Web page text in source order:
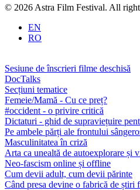
© 2026 Astra Film Festival. All
EN
RO
Sesiune de înscrieri filme deschisă
DocTalks
Secțiuni tematice
Femeie/Mamă - Cu ce preț?
#occident - o privire critică
Dictaturi - ghid de supraviețuire
Pe ambele părți ale frontului
Masculinitatea în criză
Arta ca unealtă de autoexplorare și
Neo-fascism online și offline
Cum devii adult, cum devii părinte
Când presa devine o fabrică de știri